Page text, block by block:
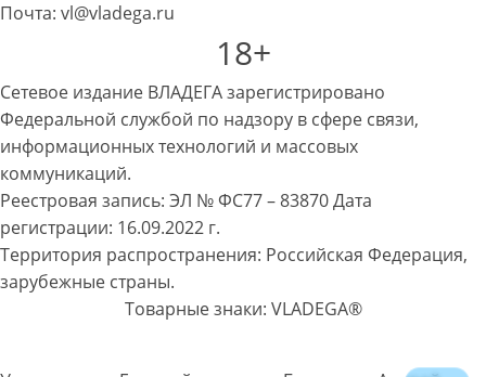
Почта: vl@vladega.ru
18+
Сетевое издание ВЛАДЕГА зарегистрировано
Федеральной службой по надзору в сфере связи,
информационных технологий и массовых
коммуникаций.
Реестровая запись: ЭЛ № ФС77 – 83870 Дата
регистрации: 16.09.2022 г.
Территория распространения: Российская Федерация,
зарубежные страны.
Товарные знаки: VLADEGA®